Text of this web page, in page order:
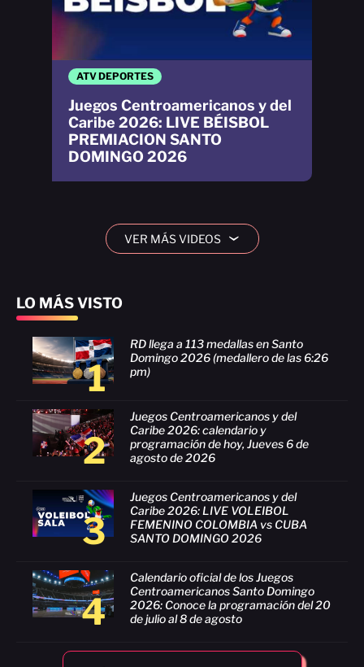
LO MÁS VISTO
1
RD llega a 113 medallas en Santo
Domingo 2026 (medallero de las 6:26
pm)
2
Juegos Centroamericanos y del
Caribe 2026: calendario y
programación de hoy, Jueves 6 de
agosto de 2026
3
Juegos Centroamericanos y del
Caribe 2026: LIVE VOLEIBOL
FEMENINO COLOMBIA vs CUBA
SANTO DOMINGO 2026
4
Calendario oficial de los Juegos
Centroamericanos Santo Domingo
2026: Conoce la programación del 20
de julio al 8 de agosto
ATV DEPORTES
Juegos Centroamericanos y del
Caribe 2026: LIVE BÉISBOL
PREMIACION SANTO
DOMINGO 2026
VER MÁS VIDEOS ›